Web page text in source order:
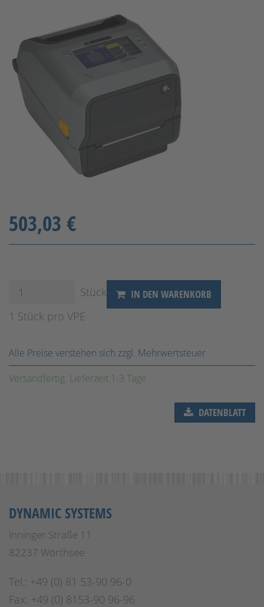
503,03 €
Stück IN DEN WARENKORB
1 Stück pro VPE
Alle Preise verstehen sich zzgl. Mehrwertsteuer
Versandfertig. Lieferzeit 1-3 Tage
DATENBLATT
DYNAMIC SYSTEMS
Inninger Straße 11
82237 Wörthsee
Tel.: +49 (0) 81 53-90 96-0
Fax: +49 (0) 8153-90 96-96